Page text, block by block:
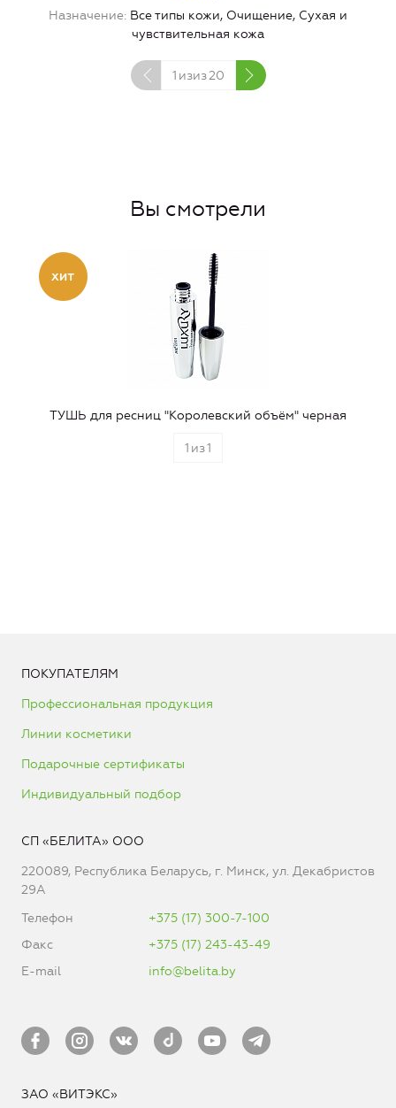
Назначение Все типы кожи, Очищение, Сухая и
чувствительная кожа
1 изиз20
Вы смотрели
ТУШЬ для ресниц "Королевский объём" черная
1 из1
ПОКУПАТЕЛЯМ
Профессиональная продукция
Линии косметики
Подарочные сертификаты
Индивидуальный подбор
СП «БЕЛИТА» ООО
220089, Республика Беларусь, г. Минск, ул. Декабристов
29А
Телефон
+375 (17) 300-7-100
Факс
+375 (17) 243-43-49
E-mail
info@belita.by
ЗАО «ВИТЭКС»